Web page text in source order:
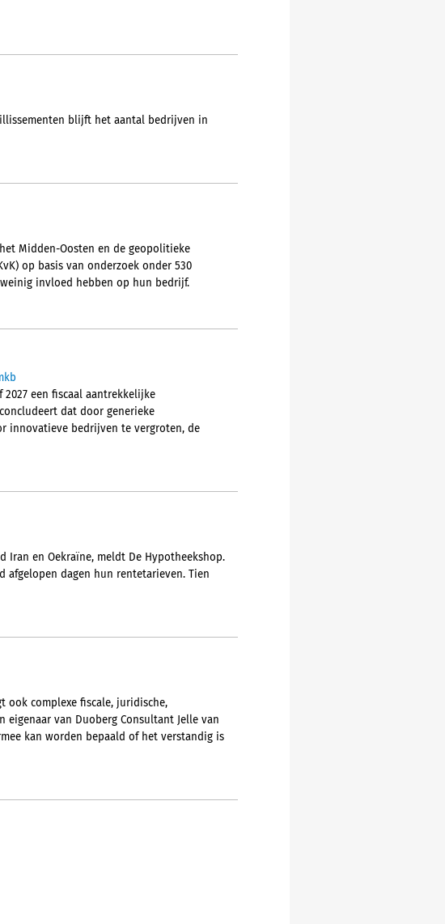
blijft het aantal bedrijven in
Midden-Oosten en de geopolitieke
op basis van onderzoek onder 530
invloed hebben op hun bedrijf.
een fiscaal aantrekkelijke
dat door generieke
innovatieve bedrijven te vergroten, de
en Oekraïne, meldt De Hypotheekshop.
afgelopen dagen hun rentetarieven. Tien
ook complexe fiscale, juridische,
eigenaar van Duoberg Consultant Jelle van
kan worden bepaald of het verstandig is